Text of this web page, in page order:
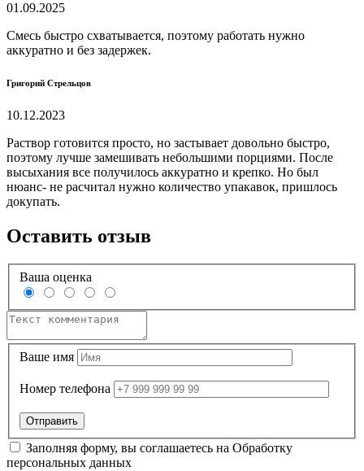
01.09.2025
Смесь быстро схватывается, поэтому работать нужно
аккуратно и без задержек.
Григорий Стрельцов
10.12.2023
Раствор готовится просто, но застывает довольно быстро,
поэтому лучше замешивать небольшими порциями. После
высыхания все получилось аккуратно и крепко. Но был
нюанс- не расчитал нужно количество упакавок, пришлось
докупать.
Оставить отзыв
Ваша оценка
Ваше имя
Номер телефона
Заполняя форму, вы соглашаетесь на Обработку
персональных данных